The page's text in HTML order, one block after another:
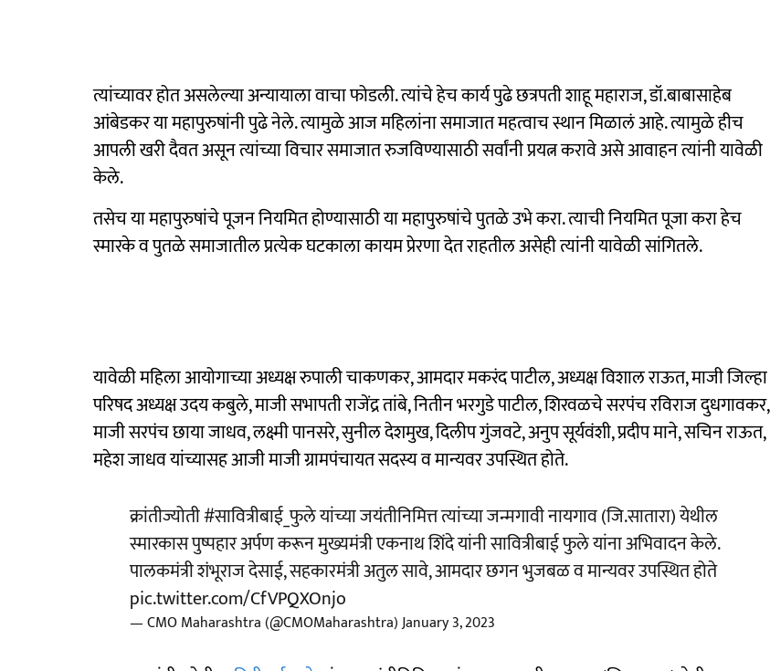
त्यांच्यावर होत असलेल्या अन्यायाला वाचा फोडली. त्यांचे हेच कार्य पुढे छत्रपती शाहू महाराज, डॉ.बाबासाहेब
आंबेडकर या महापुरुषांनी पुढे नेले. त्यामुळे आज महिलांना समाजात महत्वाच स्थान मिळालं आहे. त्यामुळे हीच
आपली खरी दैवत असून त्यांच्या विचार समाजात रुजविण्यासाठी सर्वांनी प्रयत्न करावे असे आवाहन त्यांनी यावेळी
केले.
तसेच या महापुरुषांचे पूजन नियमित होण्यासाठी या महापुरुषांचे पुतळे उभे करा. त्याची नियमित पूजा करा हेच
स्मारके व पुतळे समाजातील प्रत्येक घटकाला कायम प्रेरणा देत राहतील असेही त्यांनी यावेळी सांगितले.
यावेळी महिला आयोगाच्या अध्यक्ष रुपाली चाकणकर, आमदार मकरंद पाटील, अध्यक्ष विशाल राऊत, माजी जिल्हा
परिषद अध्यक्ष उदय कबुले, माजी सभापती राजेंद्र तांबे, नितीन भरगुडे पाटील, शिरवळचे सरपंच रविराज दुधगावकर,
माजी सरपंच छाया जाधव, लक्ष्मी पानसरे, सुनील देशमुख, दिलीप गुंजवटे, अनुप सूर्यवंशी, प्रदीप माने, सचिन राऊत,
महेश जाधव यांच्यासह आजी माजी ग्रामपंचायत सदस्य व मान्यवर उपस्थित होते.
क्रांतीज्योती#सावित्रीबाई_फुलेयांच्या जयंतीनिमित्त त्यांच्या जन्मगावी नायगाव (जि.सातारा) येथील
स्मारकास पुष्पहार अर्पण करून मुख्यमंत्री एकनाथ शिंदे यांनी सावित्रीबाई फुले यांना अभिवादन केले.
पालकमंत्री शंभूराज देसाई, सहकारमंत्री अतुल सावे, आमदार छगन भुजबळ व मान्यवर उपस्थित होते
pic.twitter.com/CfVPQXOnjo
— CMO Maharashtra (@CMOMaharashtra)January 3, 2023